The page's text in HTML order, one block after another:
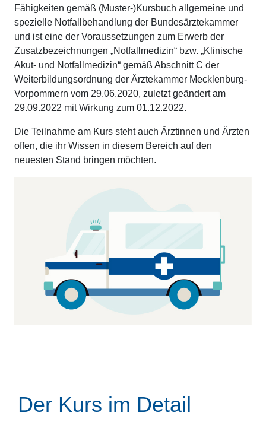
Fähigkeiten gemäß (Muster-)Kursbuch allgemeine und
spezielle Notfallbehandlung der Bundesärztekammer
und ist eine der Voraussetzungen zum Erwerb der
Zusatzbezeichnungen „Notfallmedizin“ bzw. „Klinische
Akut- und Notfallmedizin“ gemäß Abschnitt C der
Weiterbildungsordnung der Ärztekammer Mecklenburg-
Vorpommern vom 29.06.2020, zuletzt geändert am
29.09.2022 mit Wirkung zum 01.12.2022.
Die Teilnahme am Kurs steht auch Ärztinnen und Ärzten
offen, die ihr Wissen in diesem Bereich auf den
neuesten Stand bringen möchten.
Der Kurs im Detail